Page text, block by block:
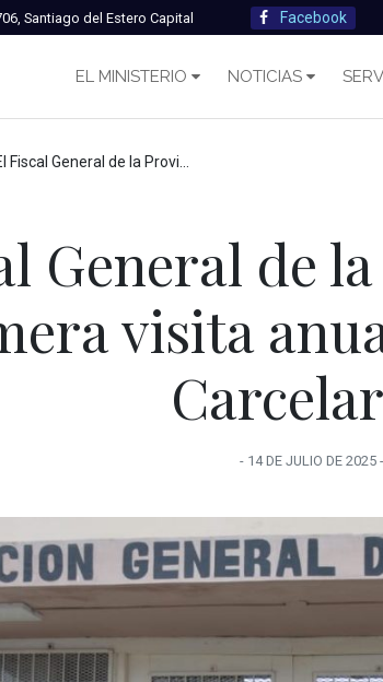
Santiago del Estero Capital Facebook
EL MINISTERIO NOTICIAS
General de la Provincia realizó la primera visita anual a las Unidades Carcelarias
General de
visita
- 14 DE JULIO DE 2025-